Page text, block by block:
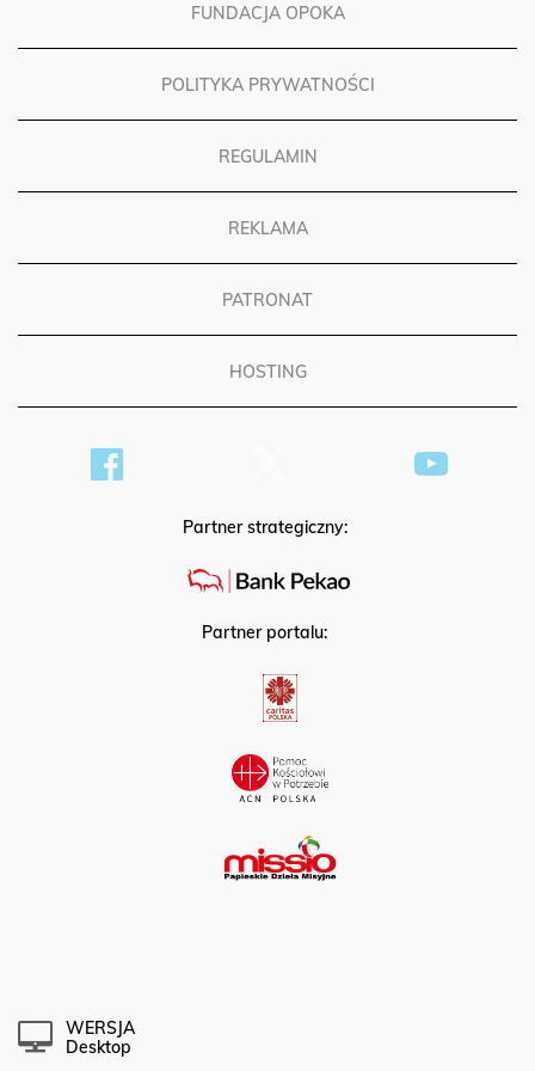
FUNDACJA OPOKA
POLITYKA PRYWATNOŚCI
REGULAMIN
REKLAMA
PATRONAT
HOSTING
Partner strategiczny:
Partner portalu:
WERSJA
Desktop